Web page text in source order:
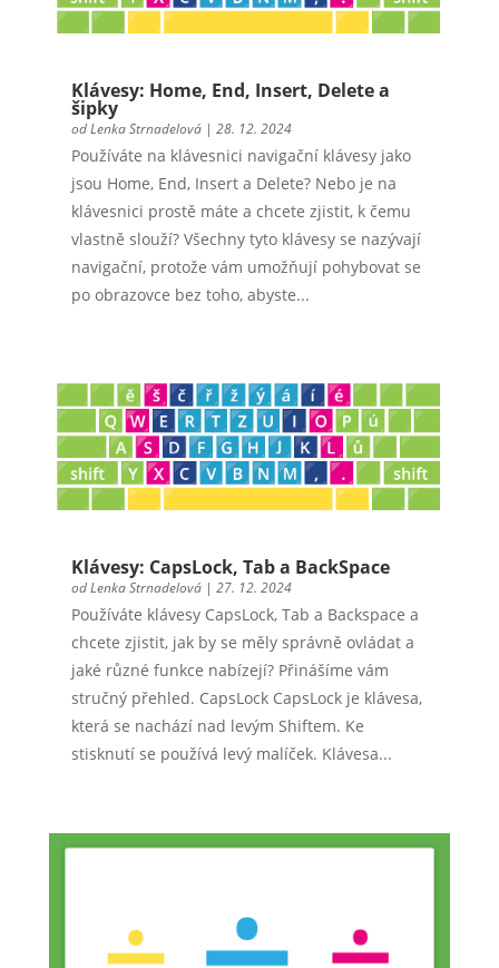
Klávesy: Home, End, Insert, Delete a
šipky
odLenka Strnadelová| 28. 12. 2024
Používáte na klávesnici navigační klávesy jako
jsou Home, End, Insert a Delete? Nebo je na
klávesnici prostě máte a chcete zjistit, k čemu
vlastně slouží? Všechny tyto klávesy se nazývají
navigační, protože vám umožňují pohybovat se
po obrazovce bez toho, abyste...
Klávesy: CapsLock, Tab a BackSpace
odLenka Strnadelová| 27. 12. 2024
Používáte klávesy CapsLock, Tab a Backspace a
chcete zjistit, jak by se měly správně ovládat a
jaké různé funkce nabízejí? Přinášíme vám
stručný přehled. CapsLock CapsLock je klávesa,
která se nachází nad levým Shiftem. Ke
stisknutí se používá levý malíček. Klávesa...